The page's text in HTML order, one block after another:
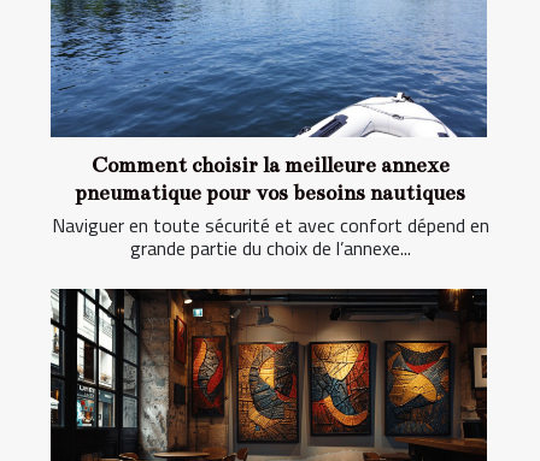
Comment choisir la meilleure annexe
pneumatique pour vos besoins nautiques
Naviguer en toute sécurité et avec confort dépend en
grande partie du choix de l’annexe...